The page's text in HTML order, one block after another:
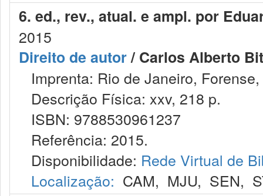
6. ed., rev., atual. e ampl. por
2015
Direito de autor/ Carlos Alberto
Imprenta: Rio de Janeiro,
Descrição Física: xxv, 218 p.
ISBN: 9788530961237
Referência: 2015.
Disponibilidade: Rede Virtual de
Localização: CAM, MJU, SEN,